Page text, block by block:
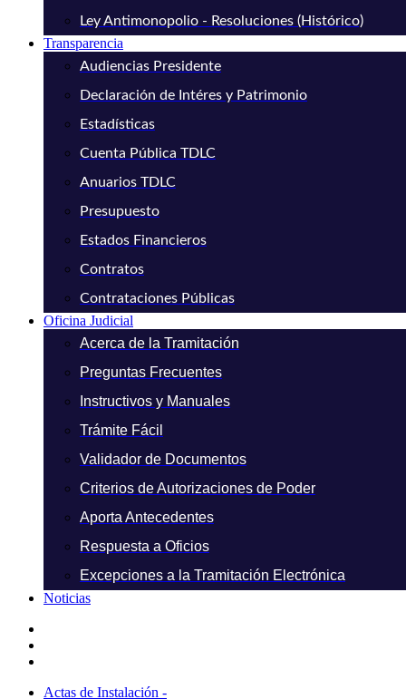
Ley Antimonopolio - Resoluciones (Histórico)
Transparencia
Audiencias Presidente
Declaración de Intéres y Patrimonio
Estadísticas
Cuenta Pública TDLC
Anuarios TDLC
Presupuesto
Estados Financieros
Contratos
Contrataciones Públicas
Oficina Judicial
Acerca de la Tramitación
Preguntas Frecuentes
Instructivos y Manuales
Trámite Fácil
Validador de Documentos
Criterios de Autorizaciones de Poder
Aporta Antecedentes
Respuesta a Oficios
Excepciones a la Tramitación Electrónica
Noticias
Actas de Instalación -